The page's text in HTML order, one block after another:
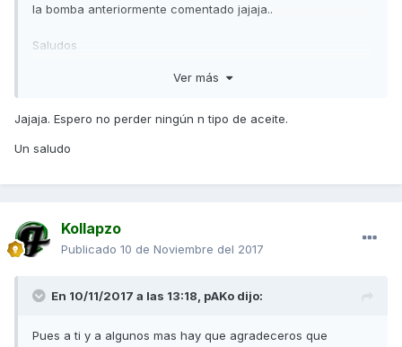
la bomba anteriormente comentado jajaja..
Saludos
Ver más
Jajaja. Espero no perder ningún n tipo de aceite.
Un saludo
Kollapzo
Publicado 10 de Noviembre del 2017
En 10/11/2017 a las 13:18, pAKo dijo:
Pues a ti y a algunos mas hay que agradeceros que